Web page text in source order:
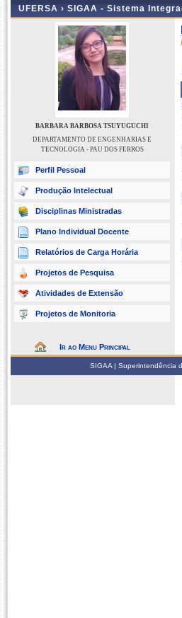
UFERSA › SIGAA - Sistema
BARBARA BARBOSA TSUYUGUCHI
DEPARTAMENTO DE ENGENHARIAS E
TECNOLOGIA - PAU DOS FERROS
Perfil Pessoal
Produção Intelectual
Disciplinas Ministradas
Plano Individual Docente
Relatórios de Carga Horária
Projetos de Pesquisa
Atividades de Extensão
Projetos de Monitoria
Ir ao Menu Principal
SIGAA | Superintendência